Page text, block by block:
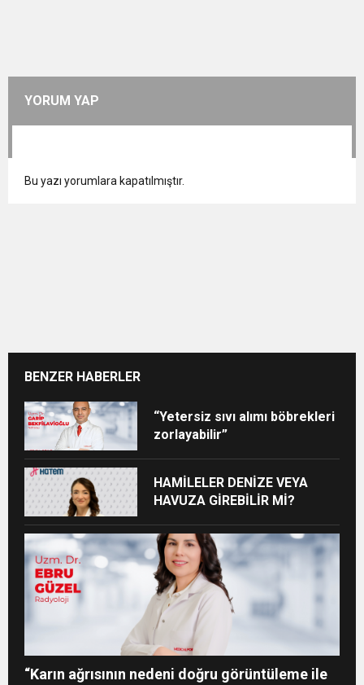
YORUM YAP
Bu yazı yorumlara kapatılmıştır.
BENZER HABERLER
“Yetersiz sıvı alımı böbrekleri
zorlayabilir”
HAMİLELER DENİZE VEYA
HAVUZA GİREBİLİR Mİ?
“Karın ağrısının nedeni doğru görüntüleme ile